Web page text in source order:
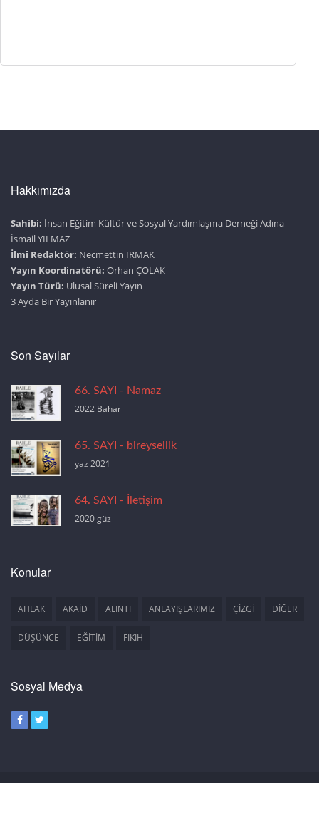
Hakkımızda
Sahibi: İnsan Eğitim Kültür ve Sosyal Yardımlaşma Derneği Adına
İsmail YILMAZ
İlmî Redaktör: Necmettin IRMAK
Yayın Koordinatörü: Orhan ÇOLAK
Yayın Türü: Ulusal Süreli Yayın
3 Ayda Bir Yayınlanır
Son Sayılar
66. SAYI - Namaz
2022 Bahar
65. SAYI - bireysellik
yaz 2021
64. SAYI - İletişim
2020 güz
Konular
AHLAK AKAİD ALINTI ANLAYIŞLARIMIZ ÇİZGİ DİĞER
DÜŞÜNCE EĞİTİM FIKIH
Sosyal Medya